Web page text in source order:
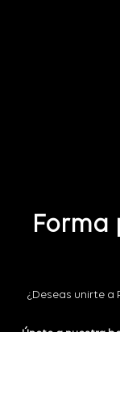
Forma
¿Deseas unirte a
Únete a nuestra